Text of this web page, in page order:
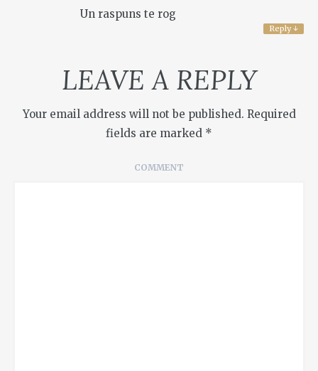
Un raspuns te rog
Reply↓
LEAVE A REPLY
Your email address will not be published. Required
fields are marked *
COMMENT